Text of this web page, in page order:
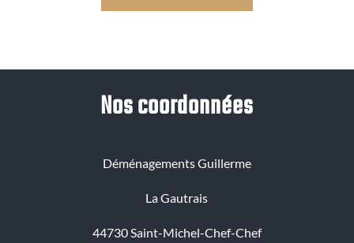
Nos coordonnées
Déménagements Guillerme
La Gautrais
44730 Saint-Michel-Chef-Chef